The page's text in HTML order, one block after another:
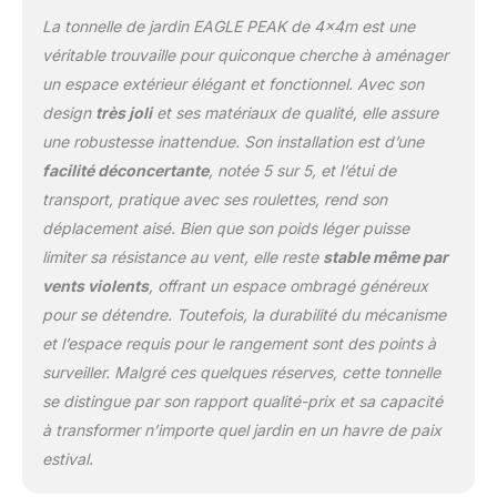
avant-toit automatique :
l'aération Eagle Peak qui
permet une plus grande
circulation de l'air
pendant que vous
travaillez ou vous
détendez. L'auvent
s'étend
automatiquement sans
aucun assemblage
manuel et, combiné avec
un design robuste à
pieds droits, offre une
couverture maximale
pour 8 personnes ou
plus peuvent profiter de
l'espace de 15,7 m²
d'ombrage. Compact et
La tonnelle de jardin EAGLE PEAK de 4x4m est une
véritable trouvaille pour quiconque cherche à aménager
un espace extérieur élégant et fonctionnel. Avec son
design très joliet ses matériaux de qualité, elle assure
une robustesse inattendue. Son installation est d’une
facilité déconcertante, notée 5 sur 5, et l’étui de
transport, pratique avec ses roulettes, rend son
déplacement aisé. Bien que son poids léger puisse
limiter sa résistance au vent, elle reste stable même par
vents violents, offrant un espace ombragé généreux
pour se détendre. Toutefois, la durabilité du mécanisme
et l’espace requis pour le rangement sont des points à
surveiller. Malgré ces quelques réserves, cette tonnelle
se distingue par son rapport qualité-prix et sa capacité
à transformer n’importe quel jardin en un havre de paix
estival.